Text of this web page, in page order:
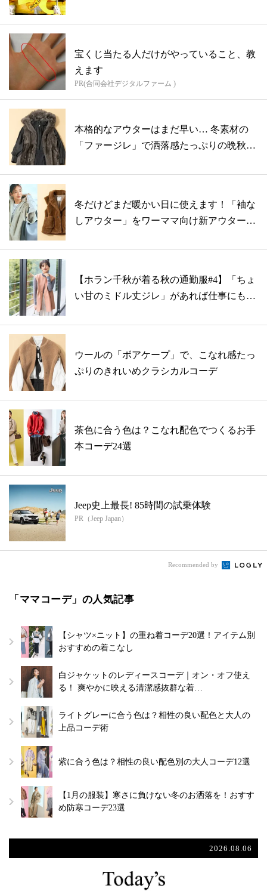
宝くじ当たる人だけがやっていること、教
えます
PR(合同会社デジタルファーム )
本格的なアウターはまだ早い… 冬素材の
「ファージレ」で洒落感たっぷりの晩秋コ
冬だけどまだ暖かい日に使えます！「袖な
しアウター」をワーママ向け新アウターに
【ホラン千秋が着る秋の通勤服#4】「ちょ
い甘のミドル丈ジレ」があれば仕事にも仕
ウールの「ボアケープ」で、こなれ感たっ
ぷりのきれいめクラシカルコーデ
茶色に合う色は？こなれ配色でつくるお手
本コーデ24選
Jeep史上最長! 85時間の試乗体験
PR（Jeep Japan）
Recommended by
「ママコーデ」の人気記事
【シャツ×ニット】の重ね着コーデ20選！アイテム別
おすすめの着こなし
白ジャケットのレディースコーデ｜オン・オフ使え
る！ 爽やかに映える清潔感抜群な着…
ライトグレーに合う色は？相性の良い配色と大人の
上品コーデ術
紫に合う色は？相性の良い配色別の大人コーデ12選
【1月の服装】寒さに負けない冬のお洒落を！おすす
め防寒コーデ23選
2026.08.06